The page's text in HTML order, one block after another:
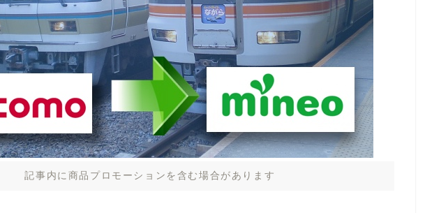
記事内に商品プロモーションを含む場合があります